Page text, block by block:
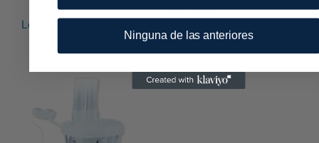
Leer más
Leer más
Ninguna de las anteriores